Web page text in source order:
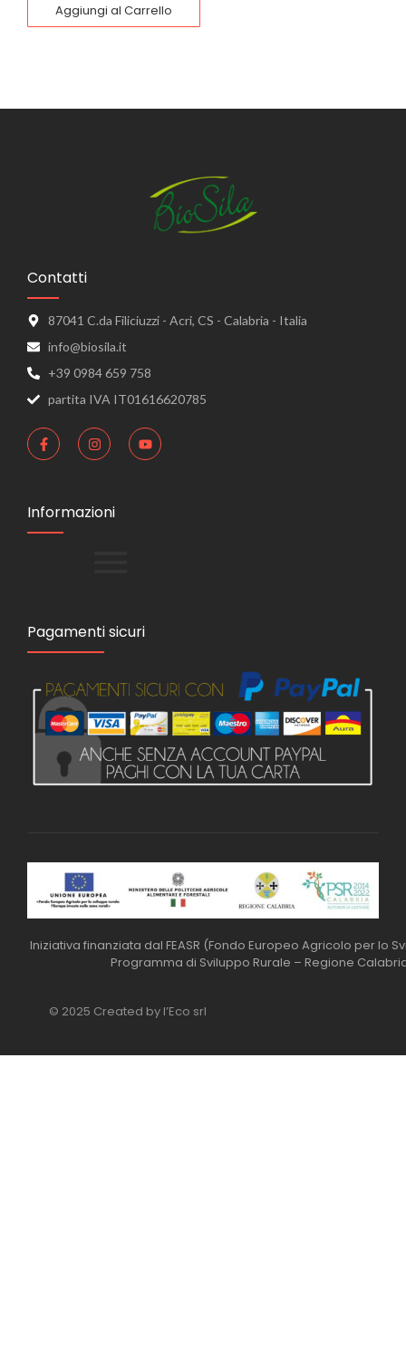
Aggiungi al Carrello
Contatti
87041 C.da Filiciuzzi - Acri, CS - Calabria - Italia
info@biosila.it
+39 0984 659 758
partita IVA IT01616620785
Informazioni
Pagamenti sicuri
Iniziativa finanziata dal FEASR (Fondo Europeo Agricolo per lo
Programma di Sviluppo Rurale – Regione
© 2025 Created by l’Eco srl